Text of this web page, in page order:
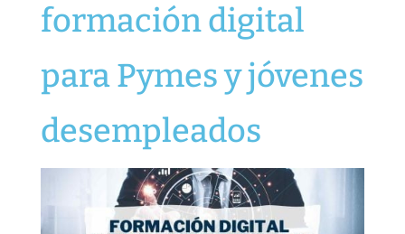
formación digital
para Pymes y jóvenes
desempleados